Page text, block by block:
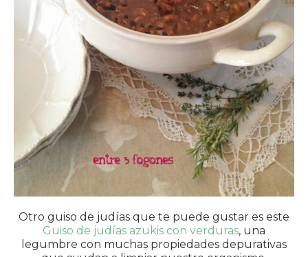
Otro guiso de judías que te puede gustar es este
Guiso de judías azukis con verduras, una
legumbre con muchas propiedades depurativas